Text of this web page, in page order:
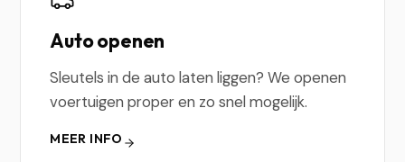
Auto openen
Sleutels in de auto laten liggen? We openen
voertuigen proper en zo snel mogelijk.
MEER INFO